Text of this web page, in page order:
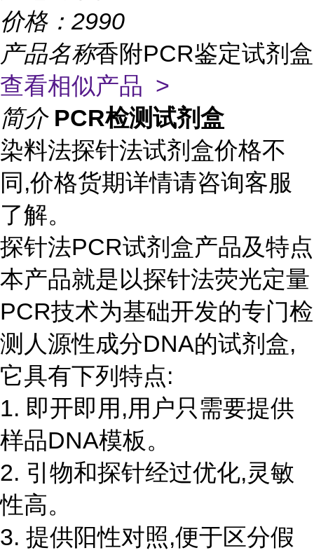
价格： 2990
产品名称香附PCR鉴定试剂盒
查看相似产品 >
简介 PCR检测试剂盒
染料法探针法试剂盒价格不
同,价格货期详情请咨询客服
了解。
探针法PCR试剂盒产品及特点
本产品就是以探针法荧光定量
PCR技术为基础开发的专门检
测人源性成分DNA的试剂盒,
它具有下列特点:
1. 即开即用,用户只需要提供
样品DNA模板。
2. 引物和探针经过优化,灵敏
性高。
3. 提供阳性对照,便于区分假